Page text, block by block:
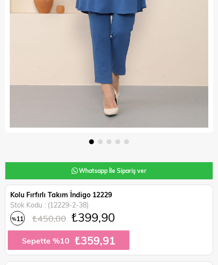
Whatsapp İle Sipariş ver
Kolu Fırfırlı Takım İndigo 12229
Stok Kodu
(12229-2-38)
%11 ₺450,00 ₺399,90
Sepette %10 ₺359,91